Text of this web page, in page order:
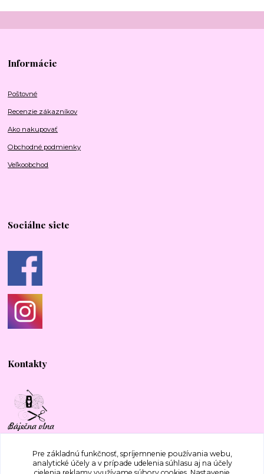
Informácie
Poštovné
Recenzie zákazníkov
Ako nakupovať
Obchodné podmienky
Veľkoobchod
Sociálne siete
Kontakty
+421 917 577 388
Pre základnú funkčnosť, spríjemnenie používania webu,
analytické účely a v prípade udelenia súhlasu aj na účely